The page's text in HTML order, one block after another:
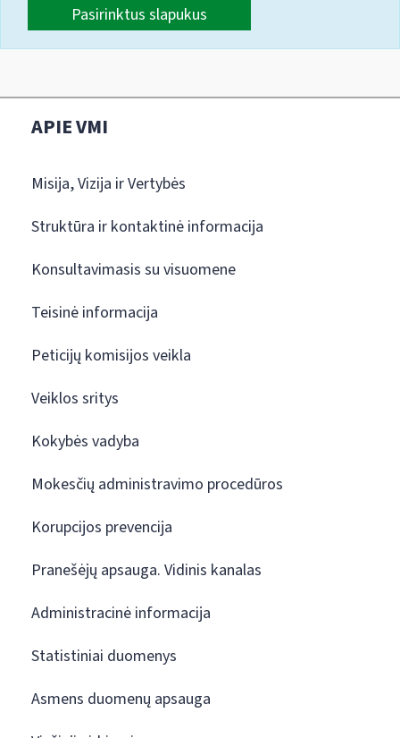
Pasirinktus slapukus
APIE VMI
Misija, Vizija ir Vertybės
Struktūra ir kontaktinė informacija
Konsultavimasis su visuomene
Teisinė informacija
Peticijų komisijos veikla
Veiklos sritys
Kokybės vadyba
Mokesčių administravimo procedūros
Korupcijos prevencija
Pranešėjų apsauga. Vidinis kanalas
Administracinė informacija
Statistiniai duomenys
Asmens duomenų apsauga